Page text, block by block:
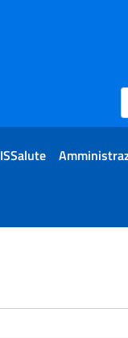
ISSalute